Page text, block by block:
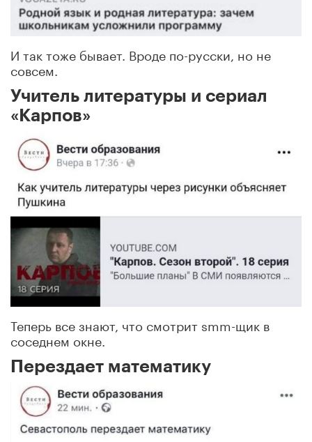
И так тоже бывает. Вроде по-русски, но не
совсем.
Учитель литературы и сериал
«Карпов»
Теперь все знают, что смотрит smm-щик в
соседнем окне.
Перездает математику